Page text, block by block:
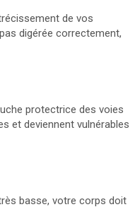
de vos
digérée correctement,
protectrice des voies
et deviennent vulnérables
basse, votre corps doit